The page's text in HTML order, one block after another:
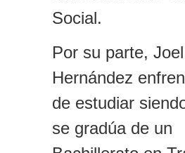
Social.
Por su parte, Joel
Hernández
de estudiar
se gradúa de un